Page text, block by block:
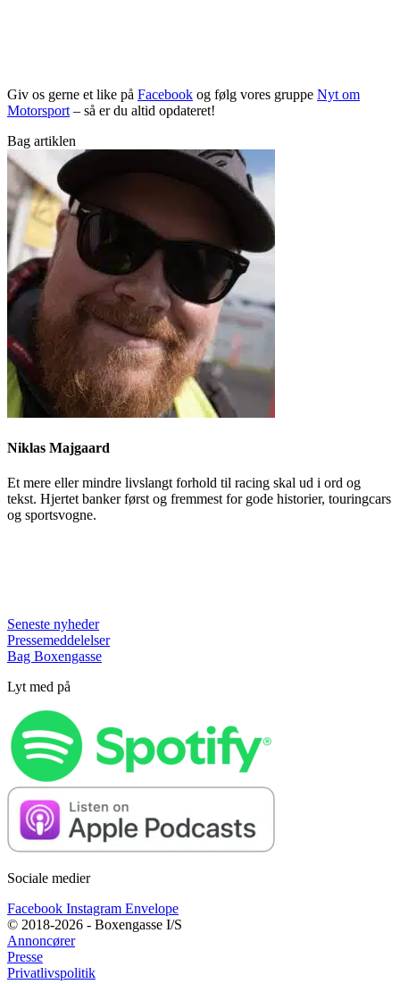
Giv os gerne et like på Facebook og følg vores gruppe Nyt om
Motorsport – så er du altid opdateret!
Bag artiklen
Niklas Majgaard
Et mere eller mindre livslangt forhold til racing skal ud i ord og
tekst. Hjertet banker først og fremmest for gode historier, touringcars
og sportsvogne.
Seneste nyheder
Pressemeddelelser
Bag Boxengasse
Lyt med på
Sociale medier
Facebook Instagram Envelope
© 2018-2026 - Boxengasse I/S
Annoncører
Presse
Privatlivspolitik